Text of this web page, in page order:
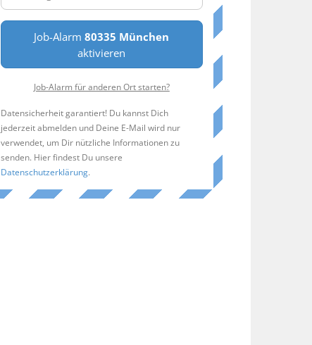
Job-Alarm80335 München
aktivieren
Job-Alarm für anderen Ort starten?
Datensicherheit garantiert! Du kannst Dich
jederzeit abmelden und Deine E-Mail wird nur
verwendet, um Dir nützliche Informationen zu
senden. Hier findest Du unsere
Datenschutzerklärung.